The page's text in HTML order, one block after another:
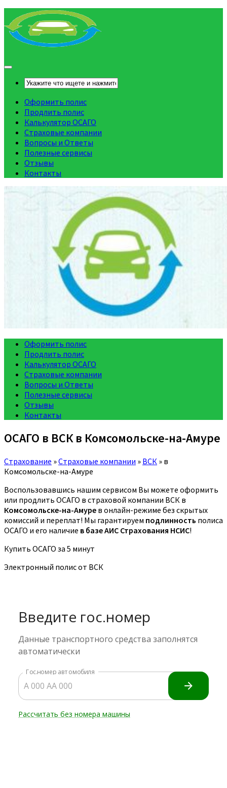
Оформить полис
Продлить полис
Калькулятор ОСАГО
Страховые компании
Вопросы и Ответы
Полезные сервисы
Отзывы
Контакты
Оформить полис
Продлить полис
Калькулятор ОСАГО
Страховые компании
Вопросы и Ответы
Полезные сервисы
Отзывы
Контакты
ОСАГО в ВСК в Комсомольске-на-Амуре
Страхование »Страховые компании » ВСК » в
Комсомольске-на-Амуре
Воспользовавшись нашим сервисом Вы можете оформить
или продлить ОСАГО в страховой компании ВСК в
Комсомольске-на-Амуре в онлайн-режиме без скрытых
комиссий и переплат! Мы гарантируем подлинность полиса
ОСАГО и его наличие в базе АИС Страхования НСИС!
Купить ОСАГО за 5 минут
Электронный полис от ВСК